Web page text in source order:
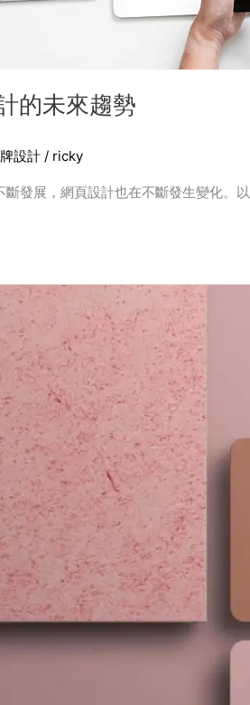
的未來趨勢
設計 / ricky
斷發展，網頁設計也在不斷發生變化。